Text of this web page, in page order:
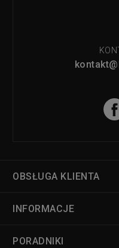
OBSŁUGA KLIENTA
INFORMACJE
PORADNIKI